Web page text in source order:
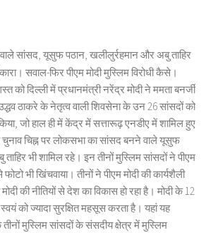
वाले सांसद, यूसुफ पठान, खलीलुर्रहमान और अबु ताहिर
सवाल-फिर पीएम मोदी मुस्लिम विरोधी कैसे।
को दिल्ली में प्रधानमंत्री नरेंद्र मोदी ने ममता बनर्जी
ठाकरे के नेतृत्व वाली शिवसेना के उन 26 सांसदों को
जो हाल ही में केंद्र में सत्तारूढ़ एनडीए में शामिल हुए
चिह्न पर लोकसभा का सांसद बनने वाले यूसुफ
भी शामिल रहे। इन तीनों मुस्लिम सांसदों ने पीएम
भी खिंचवाया। तीनों ने पीएम मोदी की कार्यशैली
की नीतियों से देश का विकास हो रहा है। मोदी के 12
को ज्यादा सुरक्षित महसूस करता है। यहां यह
मुस्लिम सांसदों के संसदीय क्षेत्र में मुस्लिम